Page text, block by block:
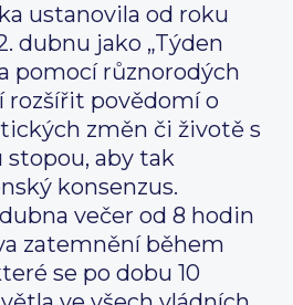
ustanovila od roku
dubnu jako „Týden
pomocí různorodých
rozšířit povědomí o
změn či životě s
stopou, aby tak
konsenzus.
večer od 8 hodin
zatemnění během
se po dobu 10